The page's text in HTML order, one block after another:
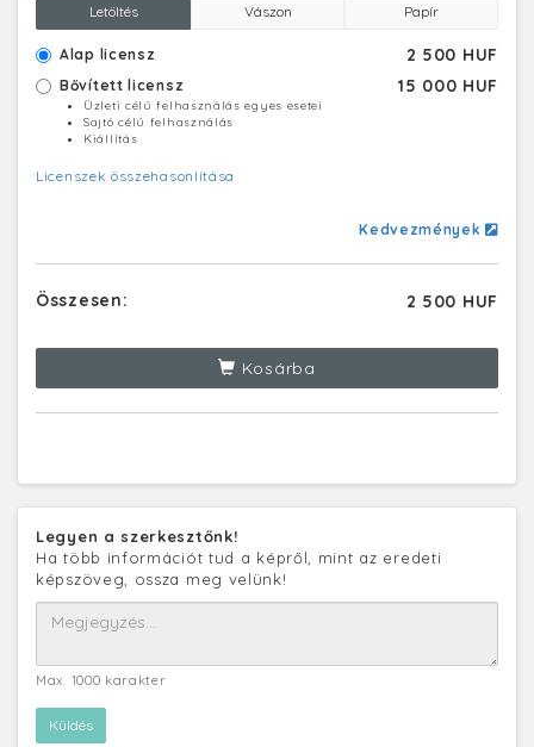
Letöltés Vászon Papír
Alap licensz 2 500 HUF
Bővített licensz 15 000 HUF
Üzleti célú felhasználás egyes esetei
Sajtó célú felhasználás
Kiállítás
Licenszek összehasonlítása
Kedvezmények
Összesen: 2 500 HUF
Kosárba
Legyen a szerkesztőnk!
Ha több információt tud a képről, mint az eredeti
képszöveg, ossza meg velünk!
Max. 1000 karakter